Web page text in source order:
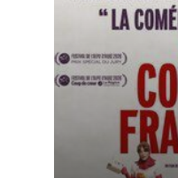
1er film
Voir la